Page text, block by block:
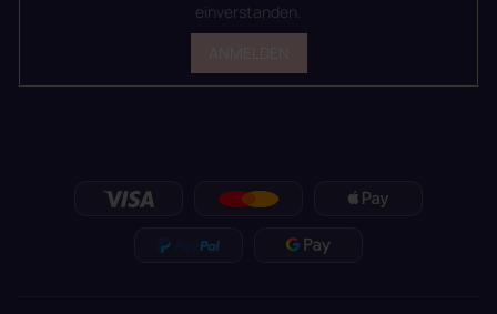
einverstanden.